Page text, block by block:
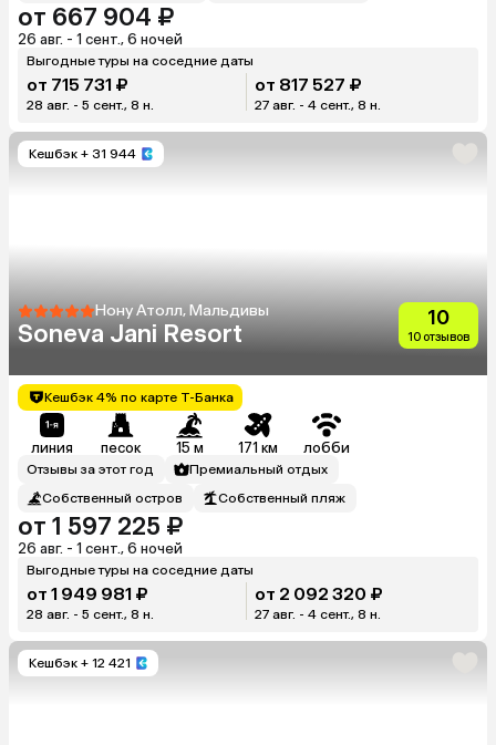
от 667 904 ₽
26 авг. - 1 сент., 6 ночей
Выгодные туры на соседние даты
от 715 731 ₽
28 авг. - 5 сент., 8 н.
от 817 527 ₽
27 авг. - 4 сент., 8 н.
Кешбэк + 31 944
Нону Атолл, Мальдивы
Soneva Jani Resort
10
10 отзывов
Кешбэк 4% по карте Т-Банка
линия песок 15 м 171 км лобби
Отзывы за этот год
Премиальный отдых
Собственный остров
Собственный пляж
от 1 597 225 ₽
26 авг. - 1 сент., 6 ночей
Выгодные туры на соседние даты
от 1 949 981 ₽
28 авг. - 5 сент., 8 н.
от 2 092 320 ₽
27 авг. - 4 сент., 8 н.
Кешбэк + 12 421